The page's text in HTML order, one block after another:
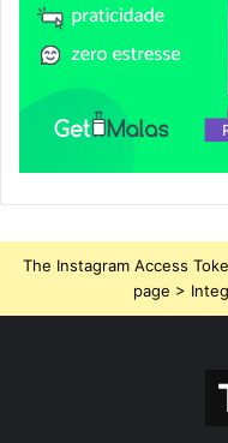
The Instagram Access
page >